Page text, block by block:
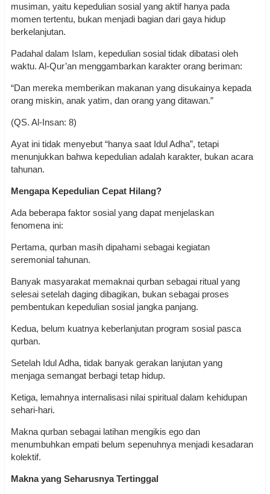
musiman, yaitu kepedulian sosial yang aktif hanya pada
momen tertentu, bukan menjadi bagian dari gaya hidup
berkelanjutan.
Padahal dalam Islam, kepedulian sosial tidak dibatasi oleh
waktu. Al-Qur’an menggambarkan karakter orang beriman:
“Dan mereka memberikan makanan yang disukainya kepada
orang miskin, anak yatim, dan orang yang ditawan.”
(QS. Al-Insan: 8)
Ayat ini tidak menyebut “hanya saat Idul Adha”, tetapi
menunjukkan bahwa kepedulian adalah karakter, bukan acara
tahunan.
Mengapa Kepedulian Cepat Hilang?
Ada beberapa faktor sosial yang dapat menjelaskan
fenomena ini:
Pertama, qurban masih dipahami sebagai kegiatan
seremonial tahunan.
Banyak masyarakat memaknai qurban sebagai ritual yang
selesai setelah daging dibagikan, bukan sebagai proses
pembentukan kepedulian sosial jangka panjang.
Kedua, belum kuatnya keberlanjutan program sosial pasca
qurban.
Setelah Idul Adha, tidak banyak gerakan lanjutan yang
menjaga semangat berbagi tetap hidup.
Ketiga, lemahnya internalisasi nilai spiritual dalam kehidupan
sehari-hari.
Makna qurban sebagai latihan mengikis ego dan
menumbuhkan empati belum sepenuhnya menjadi kesadaran
kolektif.
Makna yang Seharusnya Tertinggal